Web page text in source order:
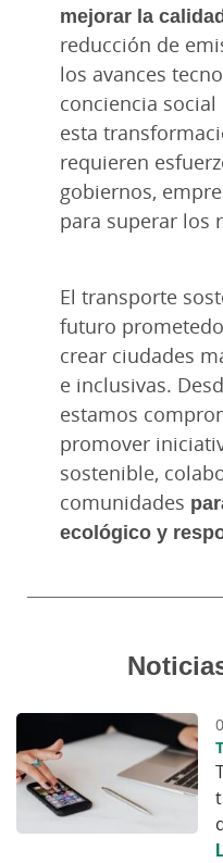
mejorar la
reducción de
los avances
conciencia
esta
requieren
gobiernos,
para superar los
El transporte
futuro
crear ciudades
e inclusivas.
estamos
promover
sostenible,
comunidades
ecológico y